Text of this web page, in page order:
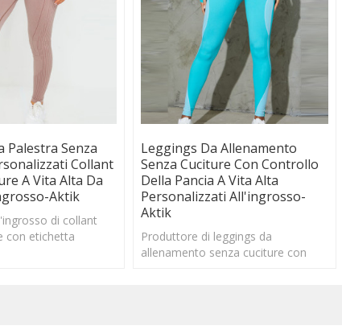
Palestra Senza
Collant
A Vita Alta Da
Aktik
di collant
con etichetta
Leggings Da Allenamento
Senza Cuciture Con Controllo
Della Pancia A Vita Alta
Personalizzati All'ingrosso-
Aktik
Produttore di leggings da
allenamento senza cuciture con